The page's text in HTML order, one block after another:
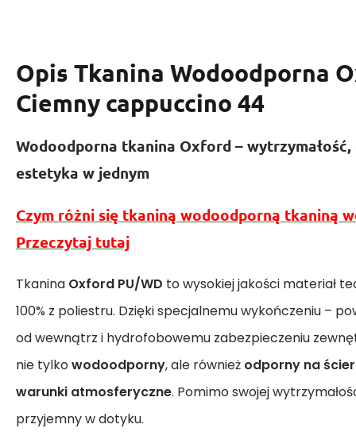
Opis Tkanina Wodoodporna
Ciemny cappuccino 44
Wodoodporna tkanina Oxford –
estetyka w jednym
Czym różni się tkaniną wodoodporną tkaniną
Przeczytaj tutaj
Tkanina Oxford PU/WD to wysokiej jakości materiał
100% z poliestru. Dzięki specjalnemu wykończeniu –
od wewnątrz i hydrofobowemu zabezpieczeniu
nie tylkowodoodporny, ale również odporny na
warunki atmosferyczne. Pomimo swojej
przyjemny w dotyku.